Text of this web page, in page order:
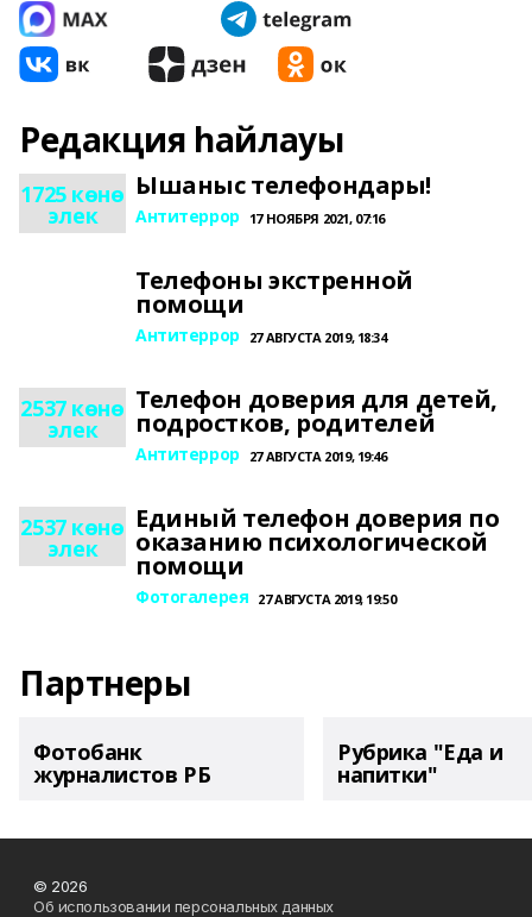
Редакция һайлауы
1725 көнө
элек
Ышаныс телефондары!
Антитеррор 17 НОЯБРЯ 2021, 07:16
Телефоны экстренной
помощи
Антитеррор 27 АВГУСТА 2019, 18:34
2537 көнө
элек
Телефон доверия для детей,
подростков, родителей
Антитеррор 27 АВГУСТА 2019, 19:46
2537 көнө
элек
Единый телефон доверия по
оказанию психологической
помощи
Фотогалерея 27 АВГУСТА 2019, 19:50
Партнеры
Фотобанк
журналистов РБ
Рубрика "Еда и
напитки"
© 2026
Об использовании персональных данных